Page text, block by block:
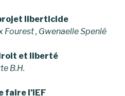
liberticide
, Gwenaelle Spenlé
et liberté
B.H.
faire l’IEF